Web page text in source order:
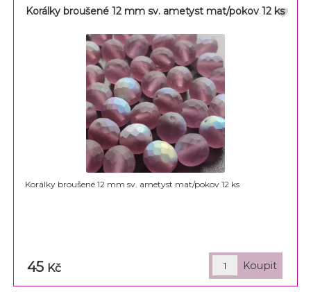
Korálky broušené 12 mm sv. ametyst mat/pokov 12 ks
Korálky broušené 12 mm sv. ametyst mat/pokov 12 ks
45 Kč